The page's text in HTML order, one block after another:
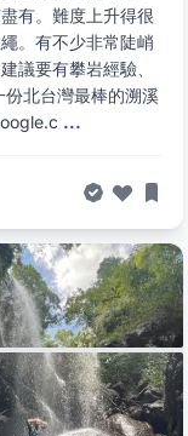
有。難度上升得很
。有不少非常陡峭
議要有攀岩經驗、
北台灣最棒的溯溪
...